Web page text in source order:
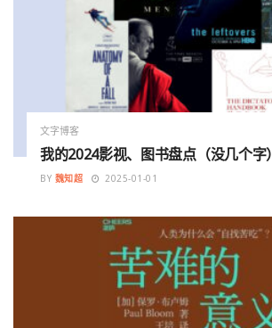
文字博客
我的2024影视、图书盘点（没几个字）
BY 魏知超 2025-01-01